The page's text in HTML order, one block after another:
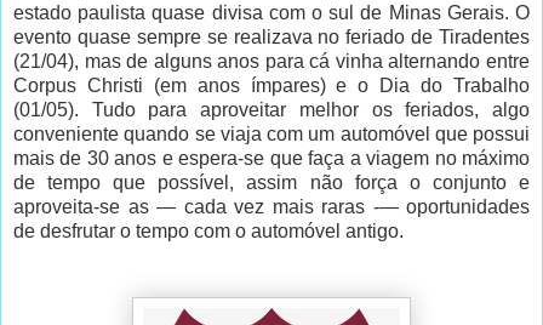
estado paulista quase divisa com o sul de Minas Gerais. O
evento quase sempre se realizava no feriado de Tiradentes
(21/04), mas de alguns anos para cá vinha alternando entre
Corpus Christi (em anos ímpares) e o Dia do Trabalho
(01/05). Tudo para aproveitar melhor os feriados, algo
conveniente quando se viaja com um automóvel que possui
mais de 30 anos e espera-se que faça a viagem no máximo
de tempo que possível, assim não força o conjunto e
aproveita-se as — cada vez mais raras -— oportunidades
de desfrutar o tempo com o automóvel antigo.